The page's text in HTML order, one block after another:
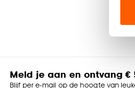
Meld je aan en ontvang
Blijf per e-mail op de hoogte van